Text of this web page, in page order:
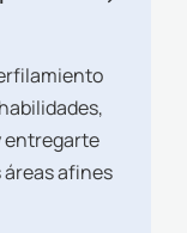
entregarte
áreas afines